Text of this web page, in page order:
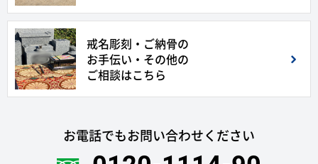
戒名彫刻・ご納骨の
お手伝い・その他の
ご相談はこちら
お電話でもお問い合わせください